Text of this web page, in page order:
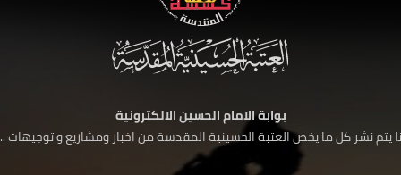
بوابة الامام الحسين الالكترونية
يتم نشر كل ما يخص العتبة الحسينية المقدسة من اخبار ومشاريع و توجيهات